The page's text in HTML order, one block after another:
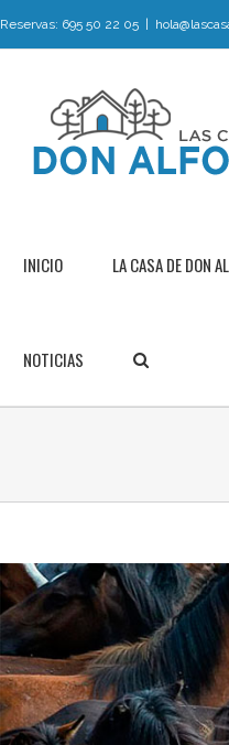
Reservas: 695 50 22 05
INICIO LA CASA DE DON
NOTICIAS